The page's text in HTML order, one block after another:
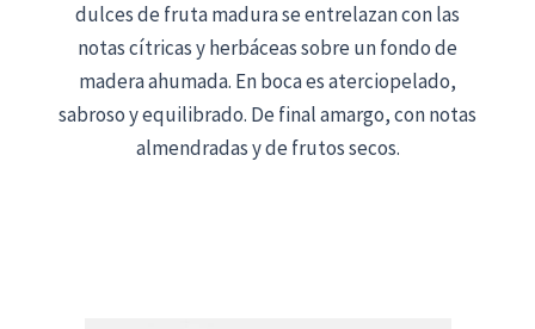
dulces de fruta madura se entrelazan con las
notas cítricas y herbáceas sobre un fondo de
madera ahumada. En boca es aterciopelado,
sabroso y equilibrado. De final amargo, con notas
almendradas y de frutos secos.